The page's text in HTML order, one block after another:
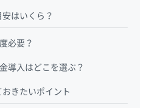
はいくら？
必要？
導入はどこを選ぶ？
きたいポイント